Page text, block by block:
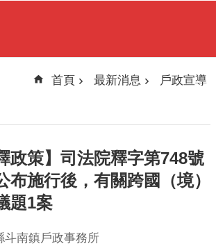
首頁 最新消息 戶政宣導
政策】司法院釋字第748號
布施行後，有關跨國（境）
題1案
斗南鎮戶政事務所